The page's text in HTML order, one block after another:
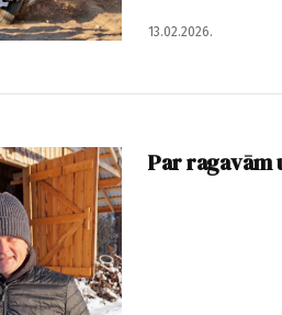
13.02.2026.
Par ragavām